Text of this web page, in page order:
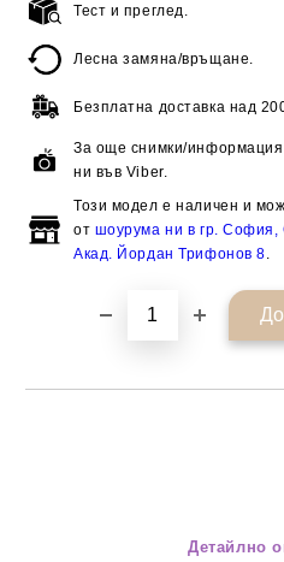
Тест и преглед.
Лесна замяна/връщане.
Безплатна доставка над
За още снимки/
ни във Viber.
Този модел е наличен и
от шоурума ни в гр. София,
Акад. Йордан Трифонов 8
Детайлно